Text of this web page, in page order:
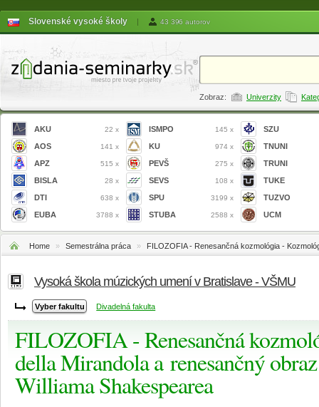
Slovenské vysoké školy | 43 396 autorov
Zobraz: Univerzity
AKU 22 x
AOS 141 x
APZ 515 x
BISLA 28 x
DTI 638 x
EUBA 3788 x
ISMPO 145 x
KU 974 x
PEVŠ 275 x
SEVS 108 x
SPU 3199 x
STUBA 2588 x
SZU
TNUNI
TRUNI
TUKE
TUZVO
UCM
Home » Semestrálna práca » FILOZOFIA - Renesančná kozmológia -
Vysoká škola múzických umení v Bratislave - VŠMU
Divadelná fakulta
FILOZOFIA - Renesančná
della Mirandola a renesančný
Williama Shakespearea